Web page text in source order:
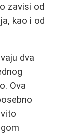
zavisi od
kao i od
dva
Ova